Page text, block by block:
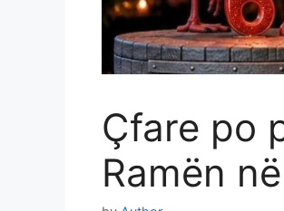
Çfare po
Ramën